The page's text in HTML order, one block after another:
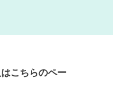
こちらのペー